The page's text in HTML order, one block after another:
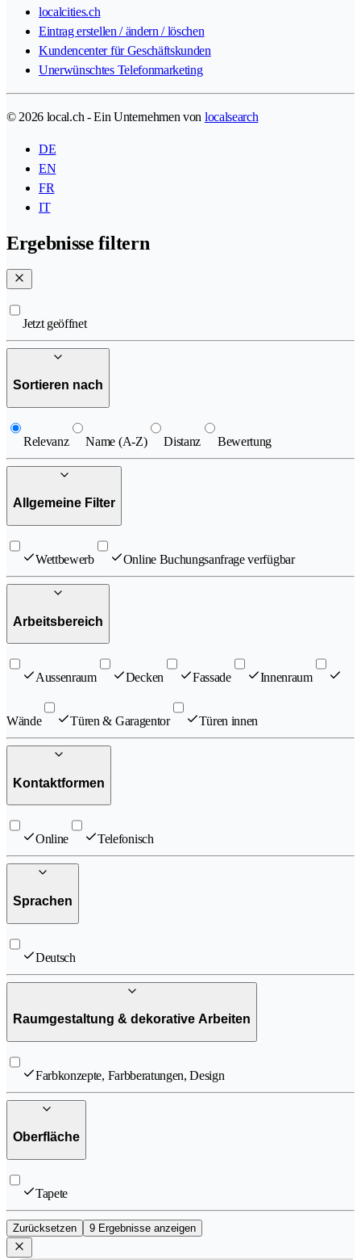
localcities.ch
Eintrag erstellen / ändern / löschen
Kundencenter für Geschäftskunden
Unerwünschtes Telefonmarketing
© 2026 local.ch - Ein Unternehmen von localsearch
DE
EN
FR
IT
Ergebnisse filtern
Jetzt geöffnet
Sortieren nach
Relevanz Name (A-Z) Distanz Bewertung
Allgemeine Filter
Wettbewerb Online Buchungsanfrage verfügbar
Arbeitsbereich
Aussenraum Decken Fassade Innenraum
Wände Türen & Garagentor Türen innen
Kontaktformen
Online Telefonisch
Sprachen
Deutsch
Raumgestaltung & dekorative Arbeiten
Farbkonzepte, Farbberatungen, Design
Oberfläche
Tapete
Zurücksetzen 9 Ergebnisse anzeigen